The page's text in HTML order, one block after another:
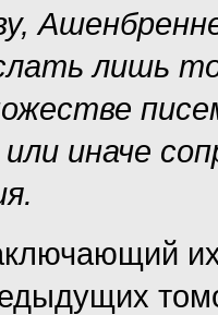
лишь
иначе